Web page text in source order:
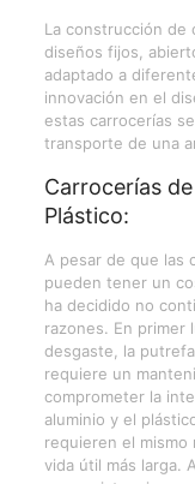
La construcción de
diseños fijos,
adaptado a
innovación en el
estas carrocerías
transporte de una
Carrocerías
Plástico:
A pesar de que las
pueden tener un
ha decidido no
razones. En primer
desgaste, la
requiere un
comprometer la
aluminio y el
requieren el
vida útil más larga.